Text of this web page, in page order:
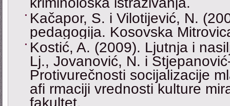
Kačapor, S. i Vilotijević, N.
pedagogija. Kosovska
Kostić, A. (2009). Ljutnja i
Lj., Jovanović, N. i
Protivurečnosti socijalizacije
afi rmaciji vrednosti kulture
fakultet.